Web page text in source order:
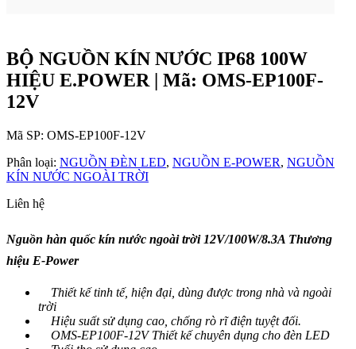
BỘ NGUỒN KÍN NƯỚC IP68 100W
HIỆU E.POWER | Mã: OMS-EP100F-
12V
Mã SP: OMS-EP100F-12V
Phân loại: NGUỒN ĐÈN LED, NGUỒN E-POWER, NGUỒN
KÍN NƯỚC NGOÀI TRỜI
Liên hệ
Nguồn hàn quốc kín nước ngoài trời 12V/100W/8.3A Thương
hiệu E-Power
Thiết kế tinh tế, hiện đại, dùng được trong nhà và ngoài
trời
Hiệu suất sử dụng cao, chống rò rĩ điện tuyệt đối.
OMS-EP100F-12V Thiết kế chuyên dụng cho đèn LED